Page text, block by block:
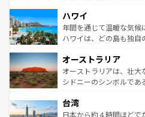
ば市内交通費無料で観光を楽
着のスイス情報はコンテ
のような巨大都市は、観
ンメントが詰まった刺激
西部には大自然が広がり
部のニューオーリンズで
文化が魅力。旅行者はア
しみながら、その多様性
ならではの贅沢な旅のスタイルだ。 なお
情報はコンテンツ一覧を
ハワイ
年間を通じて温暖な気候
ハワイは、どの島も独自
ワイ島は見逃せない。ま
島だが、静かな自然を求
おすすめ。エメラルドグ
れるおもてなしの心で訪
人々、おいしいローカル
オーストラリア
オーストラリアは、壮大
シドニーのシンボルであ
リアリーフや大陸中央部
ク）、タスマニアの美し
台湾
日本から約４時間ほどで